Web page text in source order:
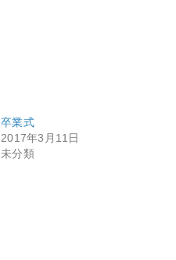
卒業式
2017年3月11日
未分類